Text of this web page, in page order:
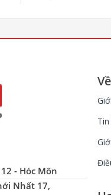
- Hóc Môn
Nhất 17,